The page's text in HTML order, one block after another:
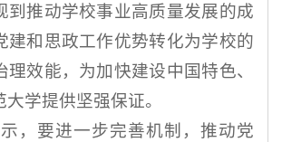
到推动学校事业高质量发展的成
建和思政工作优势转化为学校的
理效能，为加快建设中国特色、
学提供坚强保证。
，要进一步完善机制，推动党